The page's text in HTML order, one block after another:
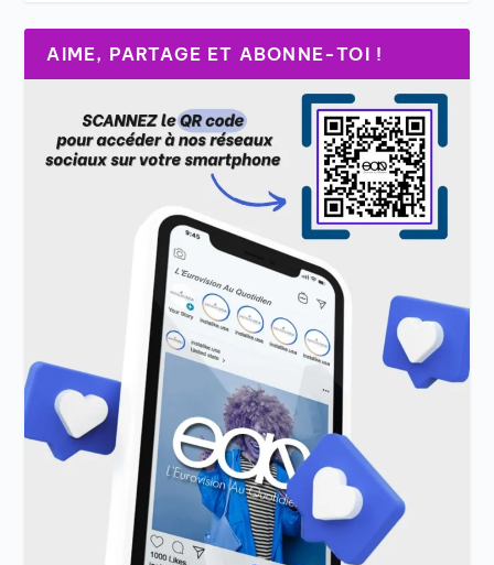
AIME, PARTAGE ET ABONNE-TOI !